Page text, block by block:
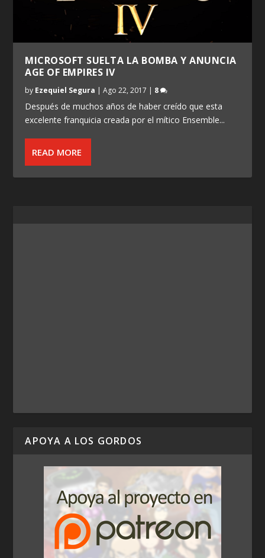
MICROSOFT SUELTA LA BOMBA Y ANUNCIA
AGE OF EMPIRES IV
by Ezequiel Segura |Ago 22, 2017 | 8
Después de muchos años de haber creído que esta
excelente franquicia creada por el mítico Ensemble...
READ MORE
APOYA A LOS GORDOS